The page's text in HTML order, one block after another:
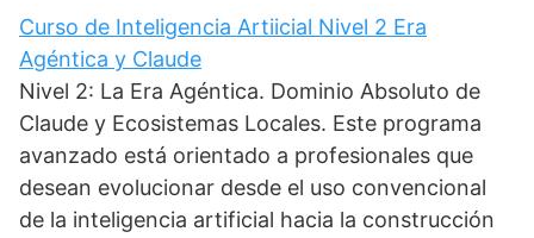
Curso de Inteligencia Artiicial Nivel 2 Era
Agéntica y Claude
Nivel 2: La Era Agéntica. Dominio Absoluto de
Claude y Ecosistemas Locales. Este programa
avanzado está orientado a profesionales que
desean evolucionar desde el uso convencional
de la inteligencia artificial hacia la construcción